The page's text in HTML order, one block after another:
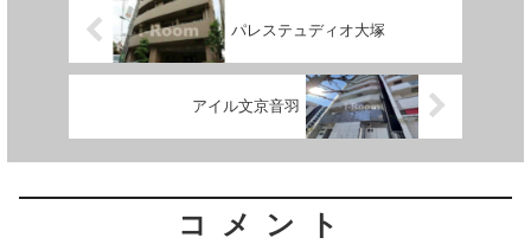
パレステュディオ大塚
アイル文京音羽
コメント